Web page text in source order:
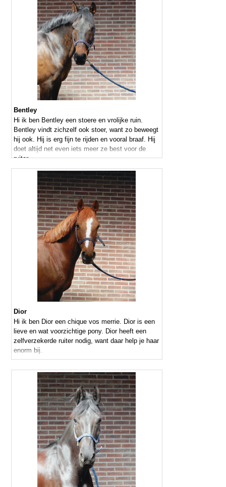
Bentley
Hi ik ben Bentley een stoere en vrolijke ruin.
Bentley vindt zichzelf ook stoer, want zo beweegt
hij ook. Hij is erg fijn te rijden en vooral braaf. Hij
doet altijd net even iets meer ze best voor de
ruiter.
Dior
Hi ik ben Dior een chique vos merrie. Dior is een
lieve en wat voorzichtige pony. Dior heeft een
zelfverzekerde ruiter nodig, want daar help je haar
enorm bij.